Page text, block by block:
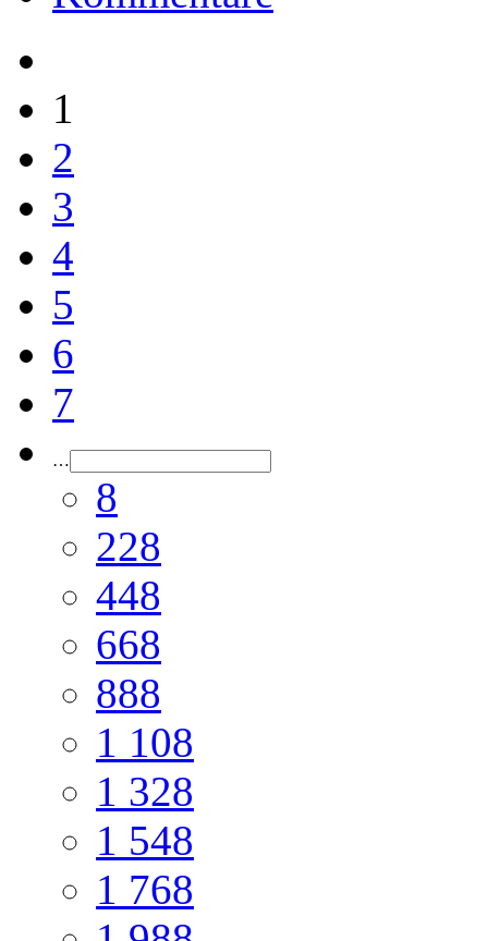
1
2
3
4
5
6
7
…
8
228
448
668
888
1 108
1 328
1 548
1 768